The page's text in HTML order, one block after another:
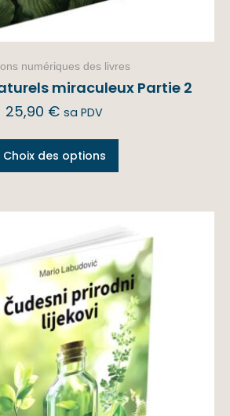
numériques des livres
miraculeux Partie 2
25,90 € sa PDV
Choix des options